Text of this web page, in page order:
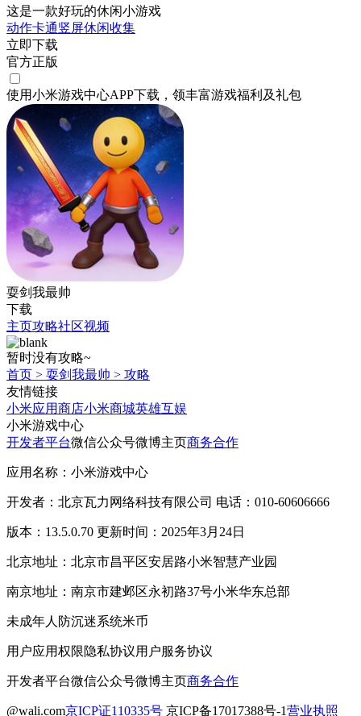
这是一款好玩的休闲小游戏
动作卡通竖屏休闲收集
立即下载
官方正版
使用小米游戏中心APP下载 ，领丰富游戏福利 及礼包
耍剑我最帅
下载
主页攻略社区视频
暂时没有攻略~
首页 > 耍剑我最帅 > 攻略
友情链接
小米应用商店小米商城英雄互娱
小米游戏中心
开发者平台微信公众号微博主页商务合作
应用名称：小米游戏中心
开发者：北京瓦力网络科技有限公司 电话：010-60606666
版本：13.5.0.70 更新时间：2025年3月24日
北京地址：北京市昌平区安居路小米智慧产业园
南京地址：南京市建邺区永初路37号小米华东总部
未成年人防沉迷系统米币
用户应用权限隐私协议用户服务协议
开发者平台微信公众号微博主页商务合作
@wali.com京ICP证110335号 京ICP备17017388号-1营业执照